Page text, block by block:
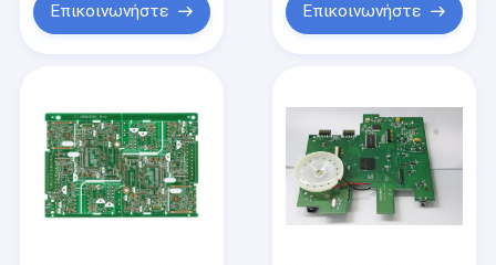
Σπίτι
Προϊόντα
Επικοινωνήστε Επικοινωνήστε